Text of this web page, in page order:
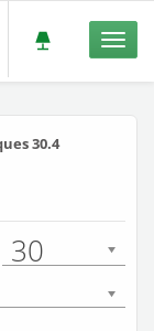
30.4
30